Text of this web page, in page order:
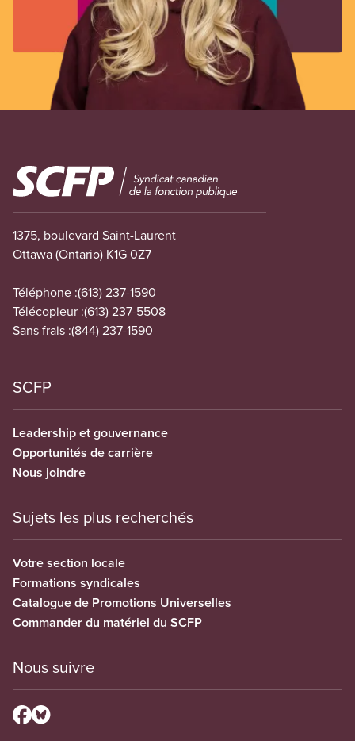
Image
1375, boulevard Saint-Laurent
Ottawa (Ontario) K1G 0Z7
Téléphone :(613) 237-1590
Télécopieur :(613) 237-5508
Sans frais :(844) 237-1590
SCFP
Leadership et gouvernance
Opportunités de carrière
Nous joindre
Sujets les plus recherchés
Votre section locale
Formations syndicales
Catalogue de Promotions Universelles
Commander du matériel du SCFP
Nous suivre